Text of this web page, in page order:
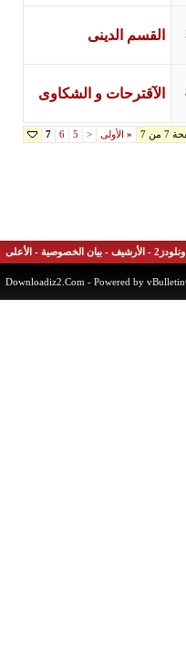
القسم الدينى
الآقترحات و الشكاوى
«الأولى <
5
7
-الأرشيف-بيان الخصوصية-الأعلى
Downloadiz2.Com- Powered by